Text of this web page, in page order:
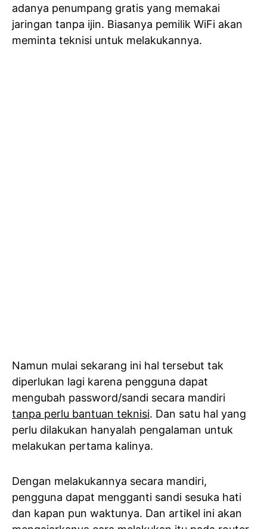
adanya penumpang gratis yang memakai
jaringan tanpa ijin. Biasanya pemilik WiFi akan
meminta teknisi untuk melakukannya.
Namun mulai sekarang ini hal tersebut tak
diperlukan lagi karena pengguna dapat
mengubah password/sandi secara mandiri
tanpa perlu bantuan teknisi. Dan satu hal yang
perlu dilakukan hanyalah pengalaman untuk
melakukan pertama kalinya.
Dengan melakukannya secara mandiri,
pengguna dapat mengganti sandi sesuka hati
dan kapan pun waktunya. Dan artikel ini akan